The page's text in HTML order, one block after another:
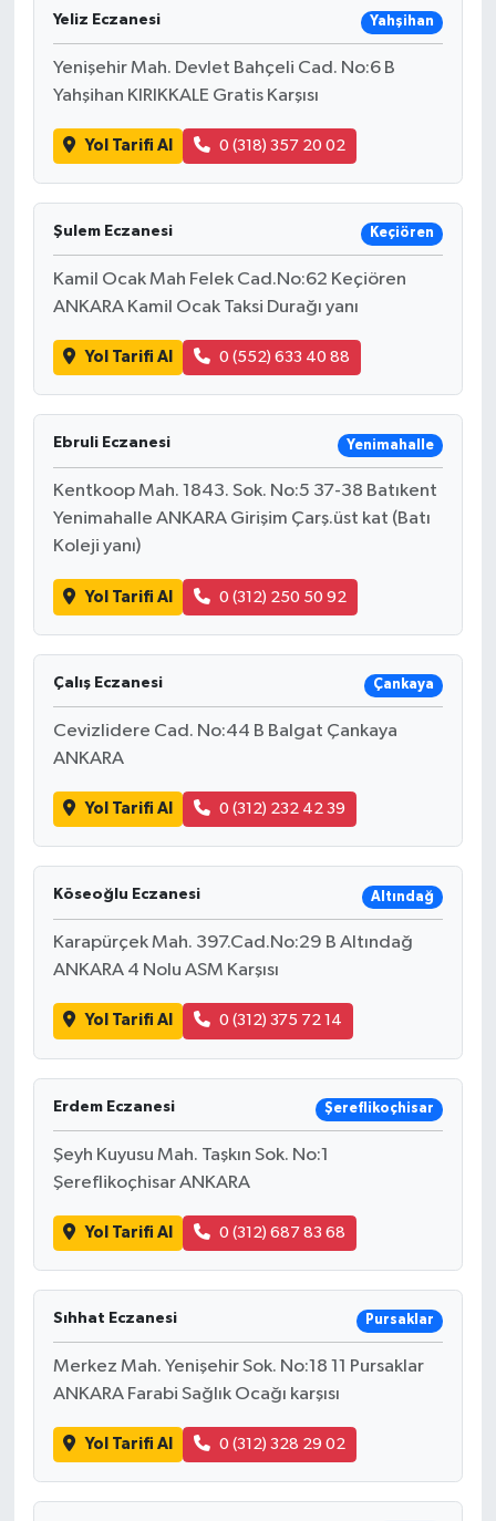
Yeliz Eczanesi Yahşihan
Yenişehir Mah. Devlet Bahçeli Cad. No:6 B
Yahşihan KIRIKKALE Gratis Karşısı
Yol Tarifi Al 0 (318) 357 20 02
Şulem Eczanesi Keçiören
Kamil Ocak Mah Felek Cad.No:62 Keçiören
ANKARA Kamil Ocak Taksi Durağı yanı
Yol Tarifi Al 0 (552) 633 40 88
Ebruli Eczanesi Yenimahalle
Kentkoop Mah. 1843. Sok. No:5 37-38 Batıkent
Yenimahalle ANKARA Girişim Çarş.üst kat (Batı
Koleji yanı)
Yol Tarifi Al 0 (312) 250 50 92
Çalış Eczanesi Çankaya
Cevizlidere Cad. No:44 B Balgat Çankaya
ANKARA
Yol Tarifi Al 0 (312) 232 42 39
Köseoğlu Eczanesi Altındağ
Karapürçek Mah. 397.Cad.No:29 B Altındağ
ANKARA 4 Nolu ASM Karşısı
Yol Tarifi Al 0 (312) 375 72 14
Erdem Eczanesi Şereflikoçhisar
Şeyh Kuyusu Mah. Taşkın Sok. No:1
Şereflikoçhisar ANKARA
Yol Tarifi Al 0 (312) 687 83 68
Sıhhat Eczanesi Pursaklar
Merkez Mah. Yenişehir Sok. No:18 11 Pursaklar
ANKARA Farabi Sağlık Ocağı karşısı
Yol Tarifi Al 0 (312) 328 29 02